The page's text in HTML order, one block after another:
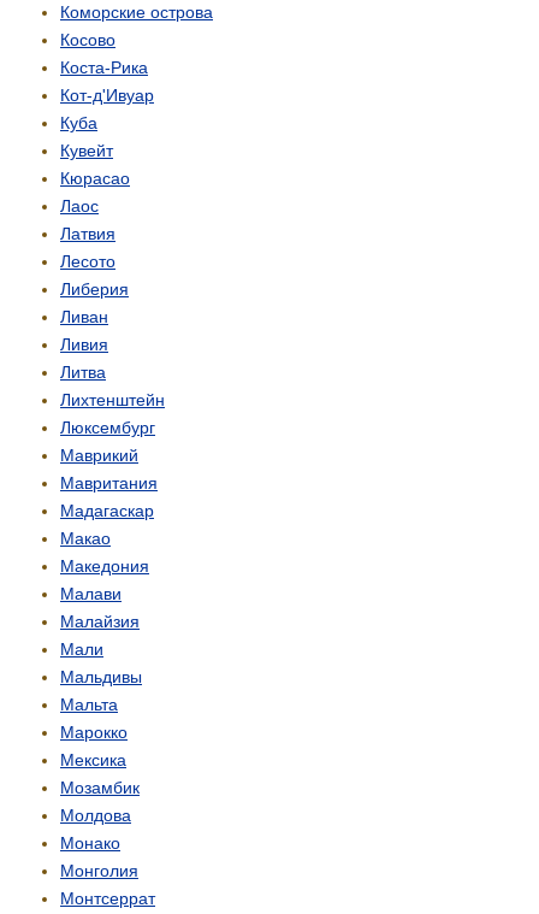
Коморские острова
Косово
Коста-Рика
Кот-д'Ивуар
Куба
Кувейт
Кюрасао
Лаос
Латвия
Лесото
Либерия
Ливан
Ливия
Литва
Лихтенштейн
Люксембург
Маврикий
Мавритания
Мадагаскар
Макао
Македония
Малави
Малайзия
Мали
Мальдивы
Мальта
Марокко
Мексика
Мозамбик
Молдова
Монако
Монголия
Монтсеррат